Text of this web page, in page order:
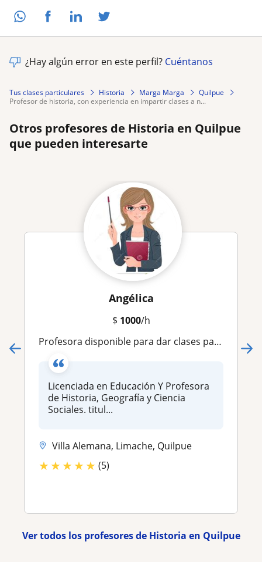
¿Hay algún error en este perfil? Cuéntanos
Tus clases particulares Historia Marga Marga
Quilpue
profesor de historia, con experiencia en impartir clases a n...
Otros profesores de Historia en Quilpue
que pueden interesarte
Angélica
$ 1000/h
Profesora disponible para dar clases particulares
Licenciada en Educación Y Profesora
de Historia, Geografía y Ciencia
Sociales. titul...
Villa Alemana, Limache, Quilpue
★★★★★ (5)
Ver todos los profesores de Historia en Quilpue